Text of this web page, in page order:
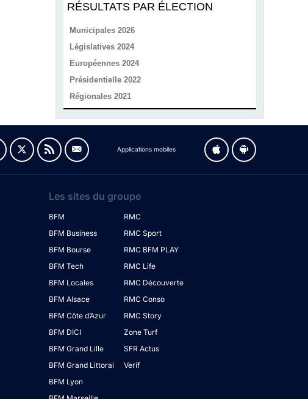
RÉSULTATS PAR ÉLECTION
Municipales 2026
Législatives 2024
Européennes 2024
Présidentielle 2022
Régionales 2021
Applications mobiles
Les sites du groupe
BFM
BFM Business
BFM Bourse
BFM Tech
BFM Locales
BFM Alsace
BFM Côte d’Azur
BFM DICI
BFM Grand Lille
BFM Grand Littoral
BFM Lyon
RMC
RMC Sport
RMC BFM PLAY
RMC Life
RMC Découverte
RMC Conso
RMC Story
Zone Turf
SFR Actus
Verif